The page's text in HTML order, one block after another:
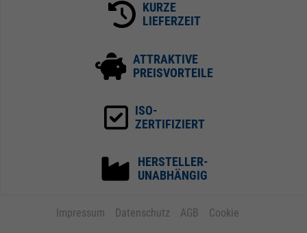
KURZE
LIEFERZEIT
ATTRAKTIVE
PREISVORTEILE
ISO-
ZERTIFIZIERT
HERSTELLER-
UNABHÄNGIG
Impressum Datenschutz AGB Cookie